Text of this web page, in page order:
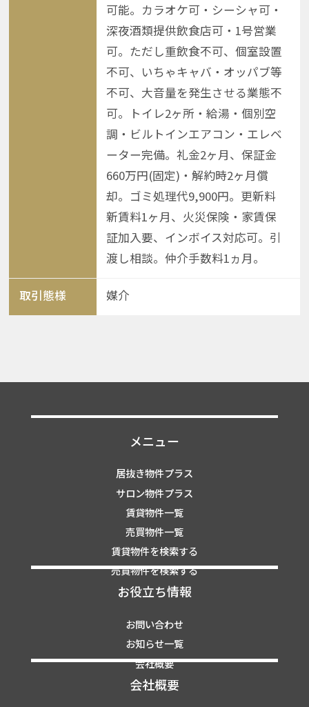
可能。カラオケ可・シーシャ可・
深夜酒類提供飲食店可・1号営業
可。ただし重飲食不可、個室設置
不可、いちゃキャバ・オッパブ等
不可、大音量を発生させる業態不
可。トイレ2ヶ所・給湯・個別空
調・ビルトインエアコン・エレベ
ーター完備。礼金2ヶ月、保証金
660万円(固定)・解約時2ヶ月償
却。ゴミ処理代9,900円。更新料
新賃料1ヶ月、火災保険・家賃保
証加入要、インボイス対応可。引
渡し相談。仲介手数料1ヵ月。
取引態様 媒介
メニュー
居抜き物件プラス
サロン物件プラス
賃貸物件一覧
売買物件一覧
賃貸物件を検索する
売買物件を検索する
お役立ち情報
お問い合わせ
お知らせ一覧
会社概要
会社概要